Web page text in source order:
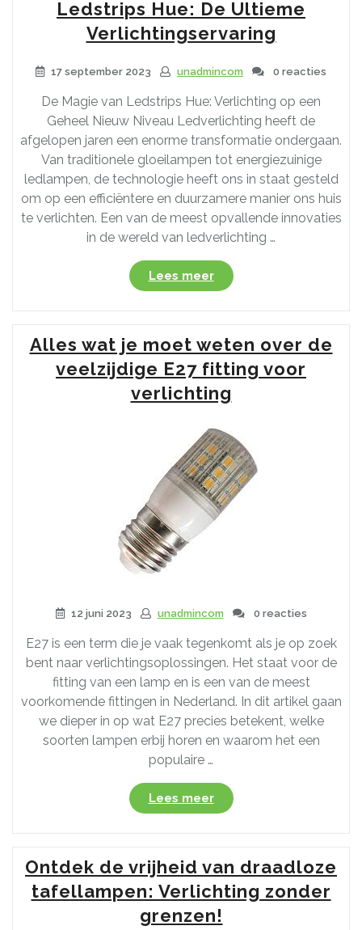
LED
Verlichting:
Een
voor
Optimaal
Dimmen”
Ledstrips Hue: De Ultieme
Verlichtingservaring
17 september 2023 unadmincom 0 reacties
De Magie van Ledstrips Hue: Verlichting op een
Geheel Nieuw Niveau Ledverlichting heeft de
afgelopen jaren een enorme transformatie ondergaan.
Van traditionele gloeilampen tot energiezuinige
ledlampen, de technologie heeft ons in staat gesteld
om op een efficiëntere en duurzamere manier ons huis
te verlichten. Een van de meest opvallende innovaties
in de wereld van ledverlichting …
Lees meer“Creëer
Magische
Sferen
met
Ledstrips
Hue:
De
Ultieme
Alles wat je moet weten over de
veelzijdige E27 fitting voor
verlichting
12 juni 2023 unadmincom 0 reacties
E27 is een term die je vaak tegenkomt als je op zoek
bent naar verlichtingsoplossingen. Het staat voor de
fitting van een lamp en is een van de meest
voorkomende fittingen in Nederland. In dit artikel gaan
we dieper in op wat E27 precies betekent, welke
soorten lampen erbij horen en waarom het een
populaire …
Lees meer“Alles
wat
je
moet
weten
over
de
veelzijdige
Ontdek de vrijheid van draadloze
tafellampen: Verlichting zonder
grenzen!